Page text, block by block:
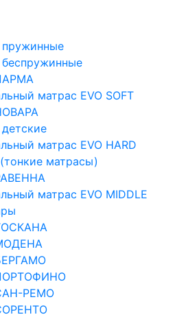
матрас EVO SOFT
матрас EVO HARD
матрасы)
матрас EVO MIDDLE
РЕМО